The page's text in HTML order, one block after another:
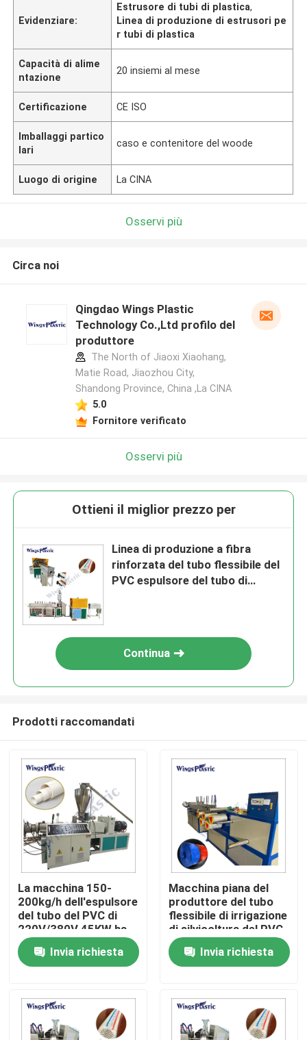
Casa
Circa noi
Evidenziare:
Estrusore di tubi di plastica,
Linea di produzione di estrusori pe
r tubi di plastica
Capacità di alime
ntazione
20 insiemi al mese
Certificazione CE ISO
Imballaggi partico
lari
caso e contenitore del woode
Luogo di origine La CINA
Osservi più
Circa noi
Qingdao Wings Plastic
Technology Co.,Ltd profilo del
produttore
The North of Jiaoxi Xiaohang,
Matie Road, Jiaozhou City,
Shandong Province, China ,La CINA
5.0
Fornitore verificato
Osservi più
Ottieni il miglior prezzo per
Linea di produzione a fibra
rinforzata del tubo flessibile del
PVC espulsore del tubo di
Continua
Prodotti raccomandati
La macchina 150-
200kg/h dell'espulsore
del tubo del PVC di
220V/380V 45KW ha
prodotto
Invia richiesta
Macchina piana del
produttore del tubo
flessibile di irrigazione
di silvicoltura del PVC
di disposizione a fibra
rinforzata automatica
del tubo
Invia richiesta